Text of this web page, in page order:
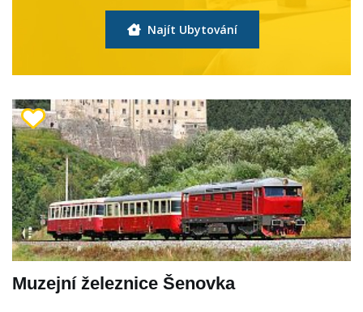
Najít Ubytování
Muzejní železnice Šenovka